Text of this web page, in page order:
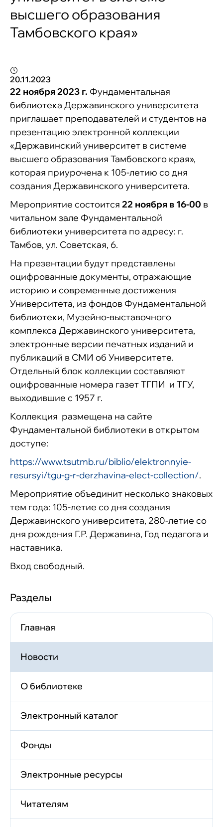
высшего образования
Тамбовского края»
20.11.2023
22 ноября 2023 г. Фундаментальная
библиотека Державинского университета
приглашает преподавателей и студентов на
презентацию электронной коллекции
«Державинский университет в системе
высшего образования Тамбовского края»,
которая приурочена к 105-летию со дня
создания Державинского университета.
Мероприятие состоится 22 ноября в 16-00 в
читальном зале Фундаментальной
библиотеки университета по адресу: г.
Тамбов, ул. Советская, 6.
На презентации будут представлены
оцифрованные документы, отражающие
историю и современные достижения
Университета, из фондов Фундаментальной
библиотеки, Музейно-выставочного
комплекса Державинского университета,
электронные версии печатных изданий и
публикаций в СМИ об Университете.
Отдельный блок коллекции составляют
оцифрованные номера газет ТГПИ и ТГУ,
выходившие с 1957 г.
Коллекция размещена на сайте
Фундаментальной библиотеки в открытом
доступе:
https://www.tsutmb.ru/biblio/elektronnyie-
resursyi/tgu-g-r-derzhavina-elect-collection/.
Мероприятие объединит несколько знаковых
тем года: 105-летие со дня создания
Державинского университета, 280-летие со
дня рождения Г.Р. Державина, Год педагога и
наставника.
Вход свободный.
Разделы
Главная
Новости
О библиотеке
Электронный каталог
Фонды
Электронные ресурсы
Читателям